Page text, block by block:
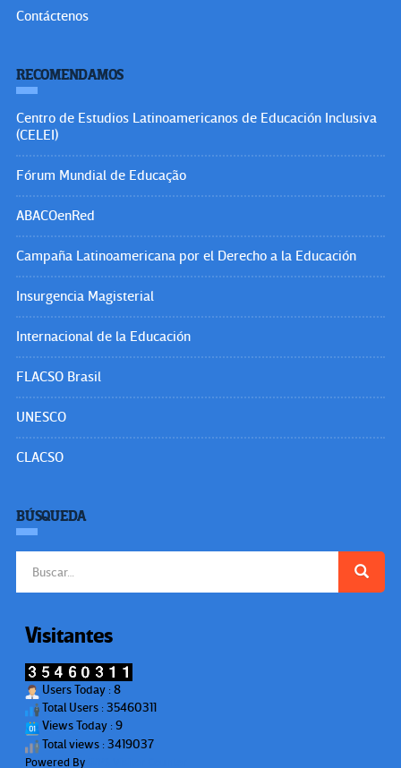
Contáctenos
RECOMENDAMOS
Centro de Estudios Latinoamericanos de Educación Inclusiva
(CELEI)
Fórum Mundial de Educação
ABACOenRed
Campaña Latinoamericana por el Derecho a la Educación
Insurgencia Magisterial
Internacional de la Educación
FLACSO Brasil
UNESCO
CLACSO
BÚSQUEDA
Visitantes
Users Today : 8
Total Users : 35460311
Views Today : 9
Total views : 3419037
Powered By